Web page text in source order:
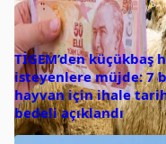
TİGEM’den küçükbaş
isteyenlere müjde: 7
hayvan için ihale
bedeli açıklandı